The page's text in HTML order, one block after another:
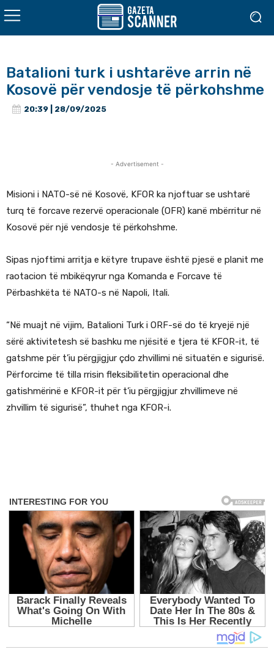
Batalioni turk i ushtarëve arrin në
Kosovë për vendosje të përkohshme
20:39 | 28/09/2025
- Advertisement -
Misioni i NATO-së në Kosovë, KFOR ka njoftuar se ushtarë
turq të forcave rezervë operacionale (OFR) kanë mbërritur në
Kosovë për një vendosje të përkohshme.
Sipas njoftimi arritja e këtyre trupave është pjesë e planit me
raotacion të mbikëqyrur nga Komanda e Forcave të
Përbashkëta të NATO-s në Napoli, Itali.
“Në muajt në vijim, Batalioni Turk i ORF-së do të kryejë një
sërë aktivitetesh së bashku me njësitë e tjera të KFOR-it, të
gatshme për t’iu përgjigjur çdo zhvillimi në situatën e sigurisë.
Përforcime të tilla rrisin fleksibilitetin operacional dhe
gatishmërinë e KFOR-it për t’iu përgjigjur zhvillimeve në
zhvillim të sigurisë”, thuhet nga KFOR-i.